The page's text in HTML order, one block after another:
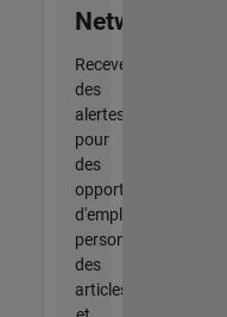
Network
Recevez
des
alertes
pour
des
opportunités
d'emploi
personnalisées,
des
articles